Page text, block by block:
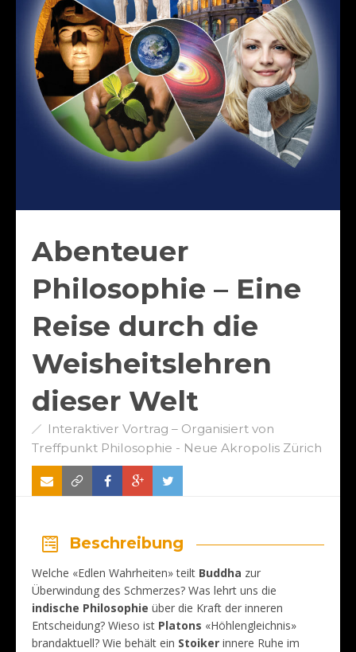
Abenteuer
Philosophie – Eine
Reise durch die
Weisheitslehren
dieser Welt
Interaktiver Vortrag – Organisiert von
Treffpunkt Philosophie - Neue Akropolis Zürich
Beschreibung
Welche «Edlen Wahrheiten» teilt Buddha zur
Überwindung des Schmerzes? Was lehrt uns die
indische Philosophie über die Kraft der inneren
Entscheidung? Wieso ist Platons «Höhlengleichnis»
brandaktuell? Wie behält ein Stoiker innere Ruhe im